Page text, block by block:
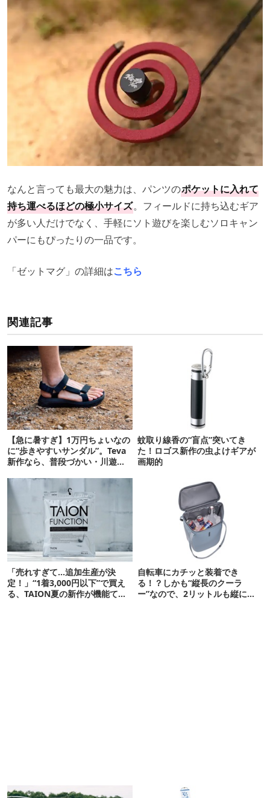
なんと言っても最大の魅力は、パンツのポケットに入れて
持ち運べるほどの極小サイズ。フィールドに持ち込むギア
が多い人だけでなく、手軽にソト遊びを楽しむソロキャン
パーにもぴったりの一品です。
「ゼットマグ」の詳細はこちら
関連記事
【急に暑すぎ】1万円ちょいなの
に“歩きやすいサンダル”。Teva
新作なら、普段づかい・川遊
蚊取り線香の“盲点”突いてき
た！ロゴス新作の虫よけギアが
画期的
「売れすぎて…追加生産が決
定！」“1着3,000円以下”で買え
る、TAION夏の新作が機能てん
自転車にカチッと装着でき
る！？しかも“縦長のクーラ
ー”なので、2リットルも縦に入